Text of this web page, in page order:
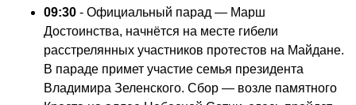
09:30 - Официальный парад — Марш
Достоинства, начнётся на месте гибели
расстрелянных участников протестов на Майдане.
В параде примет участие семья президента
Владимира Зеленского. Сбор — возле памятного